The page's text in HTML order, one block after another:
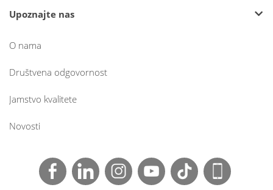
Upoznajte nas
O nama
Društvena odgovornost
Jamstvo kvalitete
Novosti